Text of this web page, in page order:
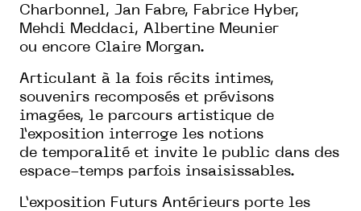
Charbonnel, Jan Fabre, Fabrice Hyber,
Mehdi Meddaci, Albertine Meunier
ou encore Claire Morgan.
Articulant à la fois récits intimes,
souvenirs recomposés et prévisons
imagées, le parcours artistique de
l’exposition interroge les notions
de temporalité et invite le public dans des
espace-temps parfois insaisissables.
L’exposition Futurs Antérieurs porte les